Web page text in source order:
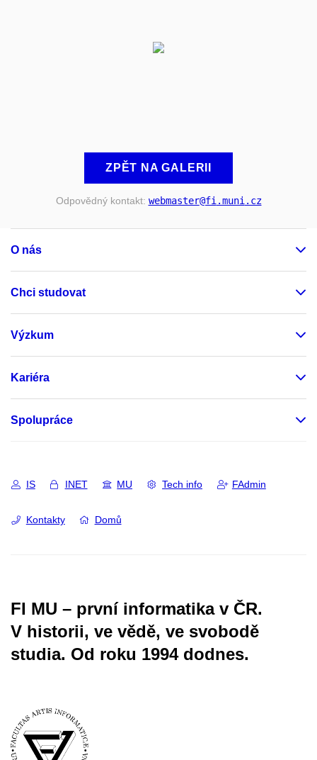
ZPĚT NA GALERII
Odpovědný kontakt: webmaster@fi .muni .cz
O nás
Chci studovat
Výzkum
Kariéra
Spolupráce
IS INET MU Tech info FAdmin
Kontakty Domů
FI MU – první informatika v ČR.
V historii, ve vědě, ve svobodě
studia. Od roku 1994 dodnes.